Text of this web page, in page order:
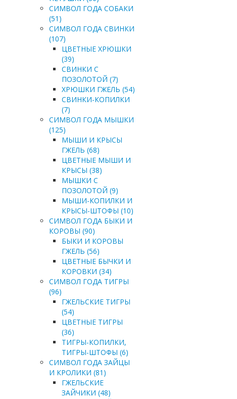
СИМВОЛ ГОДА СОБАКИ
(51)
СИМВОЛ ГОДА СВИНКИ
(107)
ЦВЕТНЫЕ ХРЮШКИ
(39)
СВИНКИ С
ПОЗОЛОТОЙ (7)
ХРЮШКИ ГЖЕЛЬ (54)
СВИНКИ-КОПИЛКИ
(7)
СИМВОЛ ГОДА МЫШКИ
(125)
МЫШИ И КРЫСЫ
ГЖЕЛЬ (68)
ЦВЕТНЫЕ МЫШИ И
КРЫСЫ (38)
МЫШКИ С
ПОЗОЛОТОЙ (9)
МЫШИ-КОПИЛКИ И
КРЫСЫ-ШТОФЫ (10)
СИМВОЛ ГОДА БЫКИ И
КОРОВЫ (90)
БЫКИ И КОРОВЫ
ГЖЕЛЬ (56)
ЦВЕТНЫЕ БЫЧКИ И
КОРОВКИ (34)
СИМВОЛ ГОДА ТИГРЫ
(96)
ГЖЕЛЬСКИЕ ТИГРЫ
(54)
ЦВЕТНЫЕ ТИГРЫ
(36)
ТИГРЫ-КОПИЛКИ,
ТИГРЫ-ШТОФЫ (6)
СИМВОЛ ГОДА ЗАЙЦЫ
И КРОЛИКИ (81)
ГЖЕЛЬСКИЕ
ЗАЙЧИКИ (48)